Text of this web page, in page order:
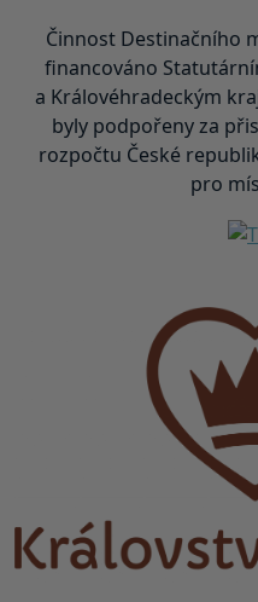
Činnost Destinačního
financováno
a Královéhradeckým
byly podpořeny za
rozpočtu České
pro